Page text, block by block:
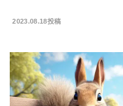
2023.08.18投稿